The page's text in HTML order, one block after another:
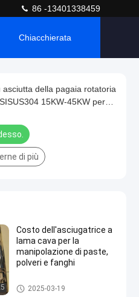
86 -13401338459
Chiacchierata
asciutta della pagaia rotatoria
15KW-45KW per
di più
Costo dell'asciugatrice a
lama cava per la
manipolazione di paste,
polveri e fanghi
essiccatore vuoto della pagaia
2025-03-19